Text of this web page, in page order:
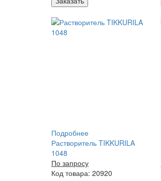
Подробнее
Растворитель TIKKURILA
1048
По запросу
Код товара: 20920